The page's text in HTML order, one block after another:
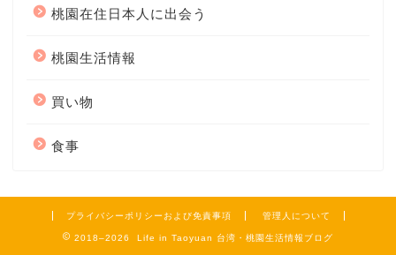
桃園在住日本人に出会う
桃園生活情報
買い物
食事
プライバシーポリシーおよび免責事項 管理人について
2018–2026 Life in Taoyuan 台湾・桃園生活情報ブログ